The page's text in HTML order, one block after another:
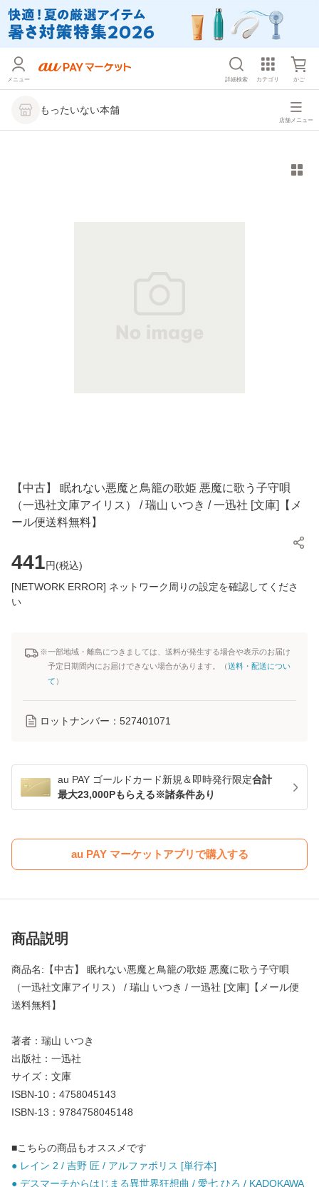
メニュー 詳細検索 カテゴリ かご
もったいない本舗
店舗メニュー
【中古】 眠れない悪魔と鳥籠の歌姫 悪魔に歌う子守唄
（一迅社文庫アイリス） / 瑞山 いつき / 一迅社 [文庫]【メ
ール便送料無料】
441円(税込)
[NETWORK ERROR] ネットワーク周りの設定を確認してくださ
い
※一部地域・離島につきましては、送料が発生する場合や表示のお届け
予定日期間内にお届けできない場合があります。（送料・配送につい
て ）
ロットナンバー： 527401071
au PAY ゴールドカード新規＆即時発行限定合計
最大23,000Pもらえる※諸条件あり
au PAY マーケットアプリで購入する
商品説明
商品名:【中古】 眠れない悪魔と鳥籠の歌姫 悪魔に歌う子守唄
（一迅社文庫アイリス） / 瑞山 いつき / 一迅社 [文庫]【メール便
送料無料】
著者：瑞山 いつき
出版社：一迅社
サイズ：文庫
ISBN-10：4758045143
ISBN-13：9784758045148
■こちらの商品もオススメです
● レイン 2 / 吉野 匠 / アルファポリス [単行本]
● デスマーチからはじまる異世界狂想曲 / 愛七 ひろ / KADOKAWA